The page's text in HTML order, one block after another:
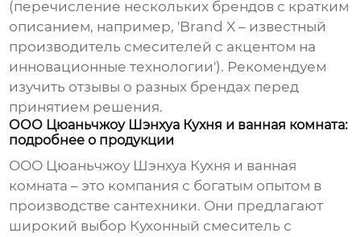
(перечисление нескольких брендов с кратким
описанием, например, 'Brand X – известный
производитель смесителей с акцентом на
инновационные технологии'). Рекомендуем
изучить отзывы о разных брендах перед
принятием решения.
ООО Цюаньчжоу Шэнхуа Кухня и ванная комната:
подробнее о продукции
ООО Цюаньчжоу Шэнхуа Кухня и ванная
комната – это компания с богатым опытом в
производстве сантехники. Они предлагают
широкий выбор Кухонный смеситель с